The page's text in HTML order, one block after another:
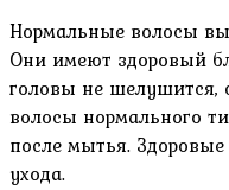
Нормальные волосы
Они имеют здоровый
головы не шелушится,
волосы нормального
после мытья.
ухода.